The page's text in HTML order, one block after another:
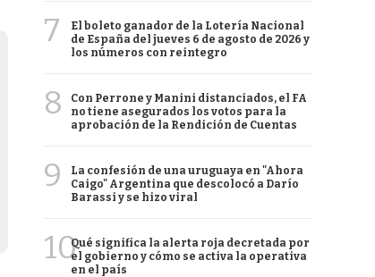
7
El boleto ganador de la Lotería Nacional
de España del jueves 6 de agosto de 2026 y
los números con reintegro
8
Con Perrone y Manini distanciados, el FA
no tiene asegurados los votos para la
aprobación de la Rendición de Cuentas
9
La confesión de una uruguaya en "Ahora
Caigo" Argentina que descolocó a Darío
Barassi y se hizo viral
10Qué significa la alerta roja decretada por
el gobierno y cómo se activa la operativa
en el país